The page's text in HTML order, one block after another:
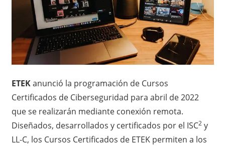
ETEKanunció la programación de Cursos
Certificados de Ciberseguridad para abril de 2022
que se realizarán mediante conexión remota.
Diseñados, desarrollados y certificados por el ISC2y
LL-C, los Cursos Certificados de ETEK permiten a los